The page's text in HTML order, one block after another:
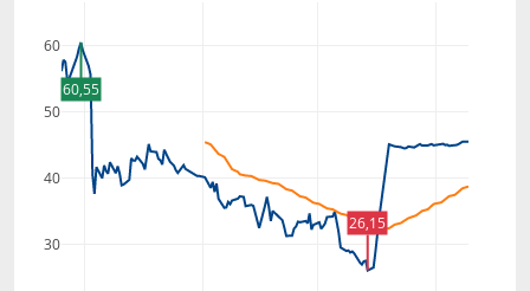
30
40
50
60
60,55
26,15